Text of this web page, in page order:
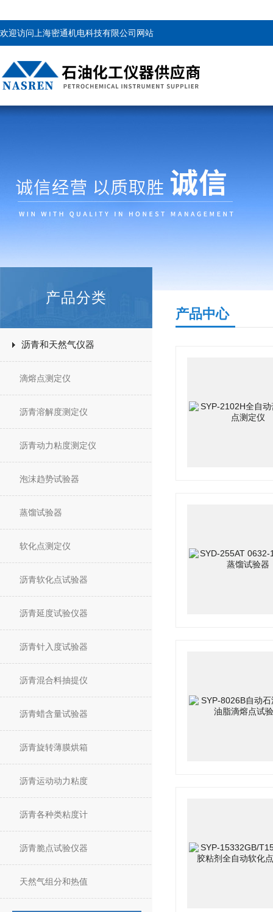
欢迎访问上海密通机电科技有限公司网站
产品分类
沥青和天然气仪器
滴熔点测定仪
沥青溶解度测定仪
沥青动力粘度测定仪
泡沫趋势试验器
蒸馏试验器
软化点测定仪
沥青软化点试验器
沥青延度试验仪器
沥青针入度试验器
沥青混合料抽提仪
沥青蜡含量试验器
沥青旋转薄膜烘箱
沥青运动动力粘度
沥青各种类粘度计
沥青脆点试验仪器
天然气组分和热值
产品中心